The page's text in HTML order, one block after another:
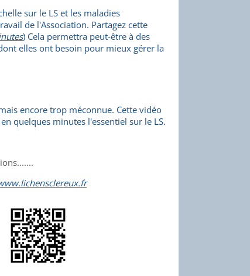
sur le LS et les maladies
de l'Association. Partagez cette
) Cela permettra peut-être à des
elles ont besoin pour mieux gérer la
encore trop méconnue. Cette vidéo
quelques minutes l'essentiel sur le LS.